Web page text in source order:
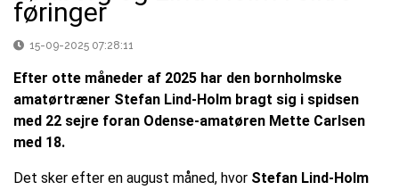
føringer
15-09-2025 07:28:11
Efter otte måneder af 2025 har den bornholmske
amatørtræner Stefan Lind-Holm bragt sig i spidsen
med 22 sejre foran Odense-amatøren Mette Carlsen
med 18.
Det sker efter en august måned, hvor Stefan Lind-Holm